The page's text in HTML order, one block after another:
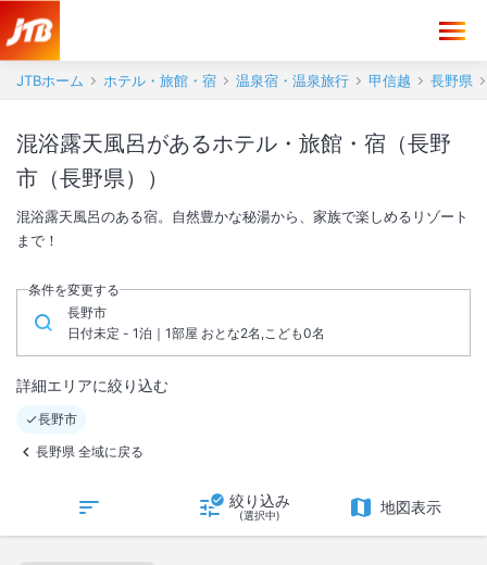
JTBホーム ホテル・旅館・宿 温泉宿・温泉旅行 甲信越 長野県
混浴露天風呂があるホテル・旅館・宿（長野
市（長野県））
混浴露天風呂のある宿。自然豊かな秘湯から、家族で楽しめるリゾート
まで！
条件を変更する
長野市
日付未定 - 1泊｜1部屋 おとな2名,こども0名
詳細エリアに絞り込む
長野市
長野県 全域に戻る
絞り込み
(選択中) 地図表示